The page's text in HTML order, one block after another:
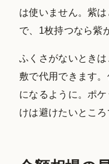
は使いません。紫
で、1枚持つなら紫
ふくさがないとき
敷で代用できます
になるように。ポ
けは避けたいところ